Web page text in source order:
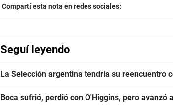
Compartí esta nota en redes sociales:
Seguí leyendo
La Selección argentina tendría su reencuentro
Boca sufrió, perdió con O'Higgins, pero avanzó